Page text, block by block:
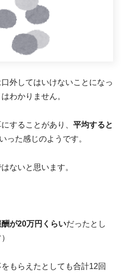
外してはいけないことになっ
わかりません。
することがあり、 平均すると
った感じのようです。
ないと思います。
が20万円くらいだったとし
もらえたとしても合計12回